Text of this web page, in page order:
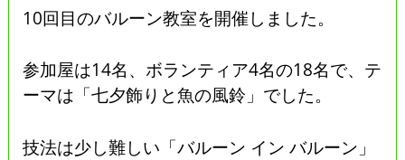
10回目のバルーン教室を開催しました。
参加屋は14名、ボランティア4名の18名で、テ
ーマは「七夕飾りと魚の風鈴」でした。
技法は少し難しい「バルーン イン バルーン」